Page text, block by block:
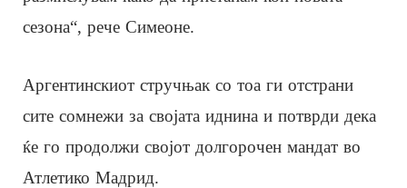
сезона“, рече Симеоне.
Аргентинскиот стручњак со тоа ги отстрани
сите сомнежи за својата иднина и потврди дека
ќе го продолжи својот долгорочен мандат во
Атлетико Мадрид.